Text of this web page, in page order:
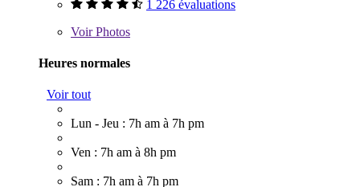
1 226 évaluations
VoirPhotos
Heures normales
Voir tout
Lun - Jeu : 7h am à 7h pm
Ven : 7h am à 8h pm
Sam : 7h am à 7h pm